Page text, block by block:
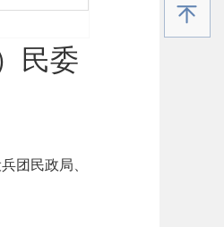
民委
团民政局、
手机版